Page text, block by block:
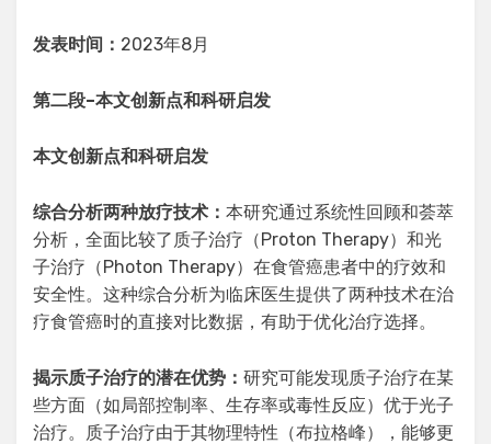
发表时间： 2023年8月
第二段–本文创新点和科研启发
本文创新点和科研启发
综合分析两种放疗技术 ： 本研究通过系统性回顾和荟萃
分析，全面比较了质子治疗（Proton Therapy）和光
子治疗（Photon Therapy）在食管癌患者中的疗效和
安全性。这种综合分析为临床医生提供了两种技术在治
疗食管癌时的直接对比数据，有助于优化治疗选择。
揭示质子治疗的潜在优势 ： 研究可能发现质子治疗在某
些方面（如局部控制率、生存率或毒性反应）优于光子
治疗。质子治疗由于其物理特性（布拉格峰），能够更